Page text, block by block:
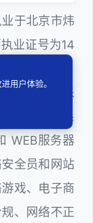
于北京市炜
业证号为14
现（或曾）
圳市政府采
某区政府系
WEB服务器
全员和网站
戏、电子商
、网络不正
用户体验。